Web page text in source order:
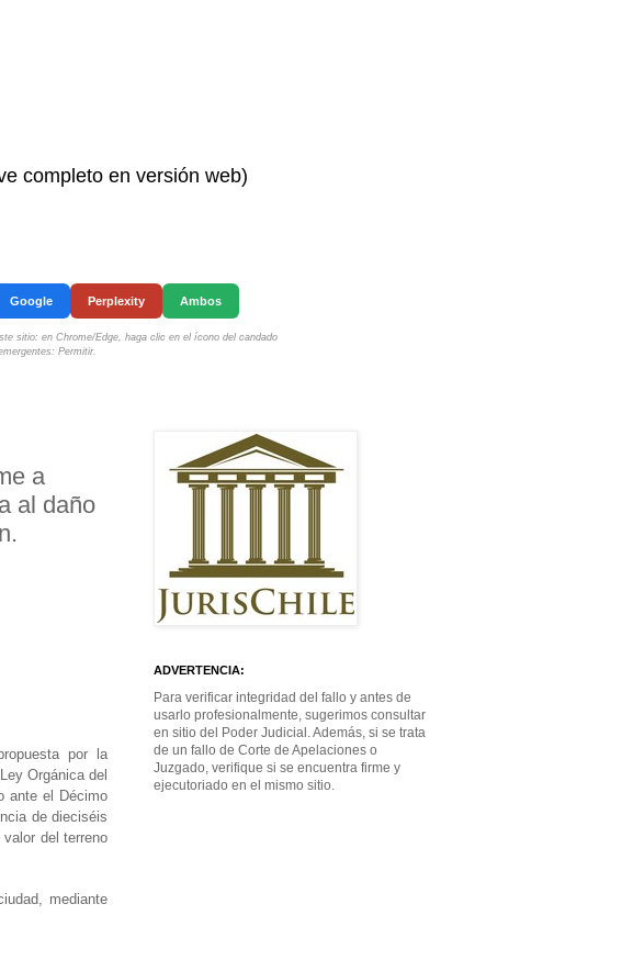
completo en versión web)
Google Perplexity Ambos
sitio: en Chrome/Edge, haga clic en el ícono del candado
Permitir.
a
al daño
por la
Orgánica del
ante el Décimo
de dieciséis
del terreno
mediante
ADVERTENCIA:
Para verificar integridad del fallo y antes de
usarlo profesionalmente, sugerimos consultar
en sitio del Poder Judicial. Además, si se trata
de un fallo de Corte de Apelaciones o
Juzgado, verifique si se encuentra firme y
ejecutoriado en el mismo sitio.